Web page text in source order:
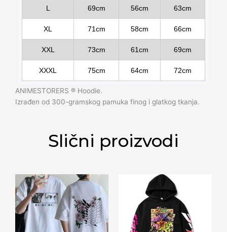
L 69cm 56cm 63cm
XL 71cm 58cm 66cm
XXL 73cm 61cm 69cm
XXXL 75cm 64cm 72cm
ANIMESTORERS ®️ Hoodie.
Izrađen od 300-gramskog pamuka finog i glatkog tkanja.
Slični proizvodi